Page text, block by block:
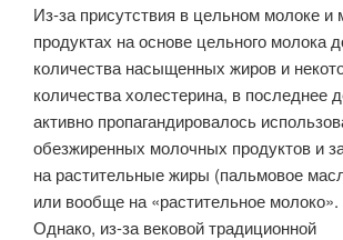
Из-за присутствия в цельном молоке и
продуктах на основе цельного молока
количества насыщенных жиров и
количества холестерина, в последнее
активно пропагандировалось
обезжиренных молочных продуктов и
на растительные жиры (пальмовое
или вообще на «растительное молоко».
Однако, из-за вековой традиционной